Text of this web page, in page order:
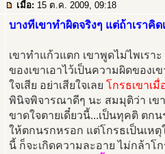
เมื่อ: 15 ต.ค. 2009, 09:18
บางทีเขาทำผิดจริงๆ แต่ถ้าเราคิ
เขาทำแก้วแตก เขาพูดไม่ไพเรา
ของเขาเอาไว้เป็นความผิดของเ
ใจเสีย อย่าเสียใจเลย โกรธเขาเ
พินิจพิจารณาดีๆ นะ สมมุติว่า เข
ขาดใจตายเดี๋ยวนี้...เป็นทุคติ ตกน
ให้ตกนรกหรอก แต่โกรธเป็นเห
นี้ ก็จะเกิดความละอาย ไม่กล้าโ